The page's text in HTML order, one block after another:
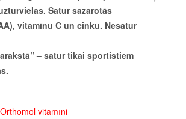
Satur sazarotās
vitamīnu C un cinku. Nesatur
– satur tikai sportistiem
Orthomol vitamīni